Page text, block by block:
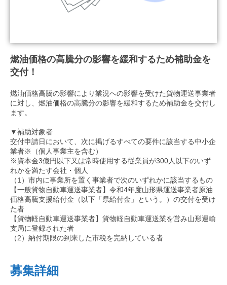
燃油価格の高騰分の影響を緩和するため補助金を
交付！
燃油価格高騰の影響により業況への影響を受けた貨物運送事業者
に対し、燃油価格の高騰分の影響を緩和するため補助金を交付し
ます。
▼補助対象者
交付申請日において、次に掲げるすべての要件に該当する中小企
業者※（個人事業主を含む）
※資本金3億円以下又は常時使用する従業員が300人以下のいず
れかを満たす会社・個人
（1）市内に事業所を置く事業者で次のいずれかに該当するもの
【一般貨物自動車運送事業者】令和4年度山形県運送事業者原油
価格高騰支援給付金（以下「県給付金」という。）の交付を受け
た者
【貨物軽自動車運送事業者】貨物軽自動車運送業を営み山形運輸
支局に登録された者
（2）納付期限の到来した市税を完納している者
募集詳細